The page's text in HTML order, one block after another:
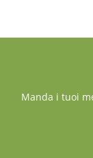
Manda i tuoi